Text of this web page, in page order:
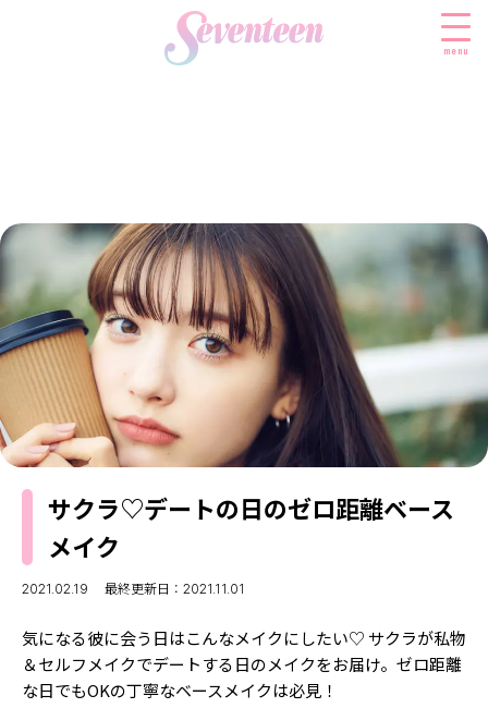
menu
FASHION
ファッションニュース
モデル私服
着回し
着痩せ
BEAUTY
ビューティニュース
トレンドメイク
ベストコスメ
ヘアアレンジ・ヘアケア
スキンケア
ボディケア
SCHOOL
スクールニュース
制服コーデ
学校ヘアメイク
勉強・受験・進路
ENTERTAINMENT
エンタメニュース
なにわ男子
K-POP
LIFESTYLE
ライフスタイルニュース
JKランキング・アワード
モデルの購入品
おでかけ
JK TREND
MODELS
MODEL'S BLOG
TikTok
Instagram
YouTube
サクラ♡デートの日のゼロ距離ベース
メイク
2021.02.19 最終更新日：2021.11.01
気になる彼に会う日はこんなメイクにしたい♡ サクラが私物
＆セルフメイクでデートする日のメイクをお届け。ゼロ距離
な日でもOKの丁寧なベースメイクは必見！